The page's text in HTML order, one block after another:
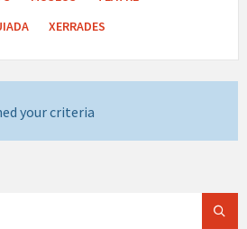
XERRADES
your criteria